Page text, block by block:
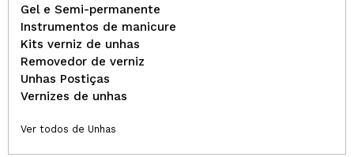
Gel e Semi-permanente
Instrumentos de manicure
Kits verniz de unhas
Removedor de verniz
Unhas Postiças
Vernizes de unhas
Ver todos de Unhas